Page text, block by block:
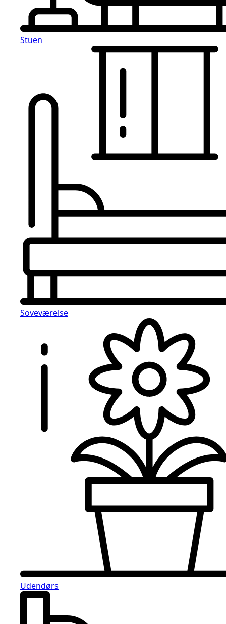
Stuen
Soveværelse
Udendørs